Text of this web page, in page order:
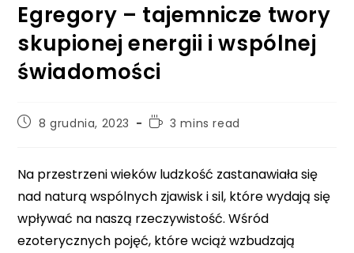
Egregory – tajemnicze twory
skupionej energii i wspólnej
świadomości
Post8 grudnia, 2023
Reading
3 mins read
Na przestrzeni wieków ludzkość zastanawiała się
nad naturą wspólnych zjawisk i sil, które wydają się
wpływać na naszą rzeczywistość. Wśród
ezoterycznych pojęć, które wciąż wzbudzają